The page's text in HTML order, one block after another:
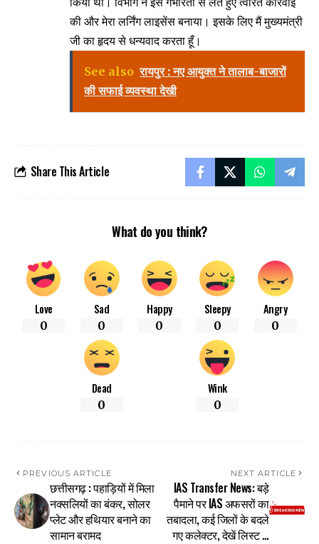
की और मेरा लर्निंग लाइसेंस बनाया। इसके लिए मैं मुख्यमंत्री
जी का हृदय से धन्यवाद करता हूँ।
See also रायपुर : नए आयुक्त ने तालाब-बाजारों
की सफाई व्यवस्था देखी
Share This Article
What do you think?
Love
0
Sad
0
Happy
0
Sleepy
0
Angry
0
Dead
0
Wink
0
PREVIOUS ARTICLE
छत्तीसगढ़ : पहाड़ियों में मिला
नक्सलियों का बंकर, सोलर
प्लेट और हथियार बनाने का
सामान बरामद
NEXT ARTICLE
IAS Transfer News: बड़े
पैमाने पर IAS अफसरों का
तबादला, कई जिलों के बदले
गए कलेक्टर, देखें लिस्ट …